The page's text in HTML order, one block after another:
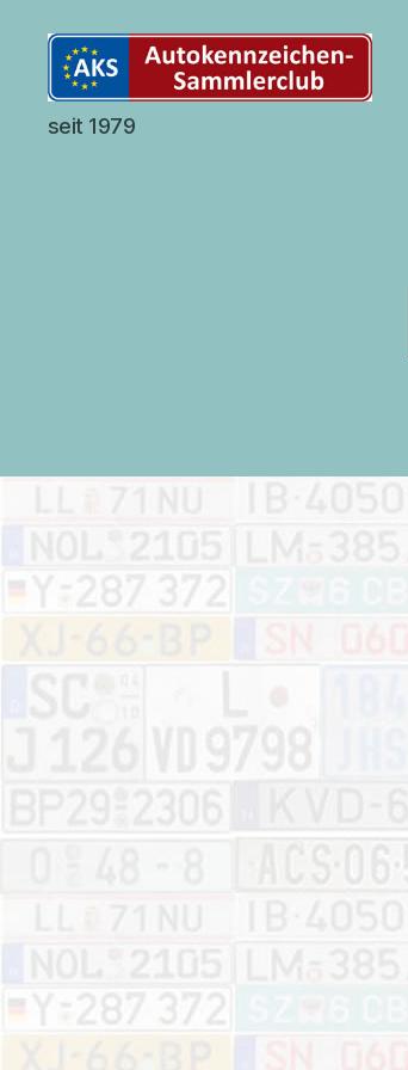
Autokennzeichen-
Sammlerclub
seit 1979